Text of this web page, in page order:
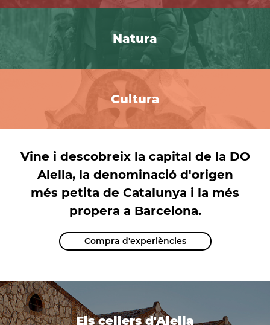
Natura
Cultura
Vine i descobreix la capital de la DO
Alella, la denominació d'origen
més petita de Catalunya i la més
propera a Barcelona.
Compra d'experiències
Els cellers d'Alella